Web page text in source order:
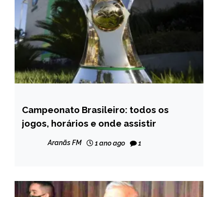
ESPORTES
NOTÍCIAS
Campeonato Brasileiro: todos os
jogos, horários e onde assistir
Aranãs FM 1 ano ago 1